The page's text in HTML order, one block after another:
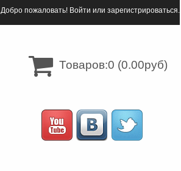
Добро пожаловать! Войти или зарегистрироваться.
Товаров:0 (0.00руб)